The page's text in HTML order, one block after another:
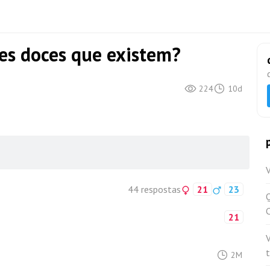
doces que existem?
224 10d
44 respostas 21 23
21
2M